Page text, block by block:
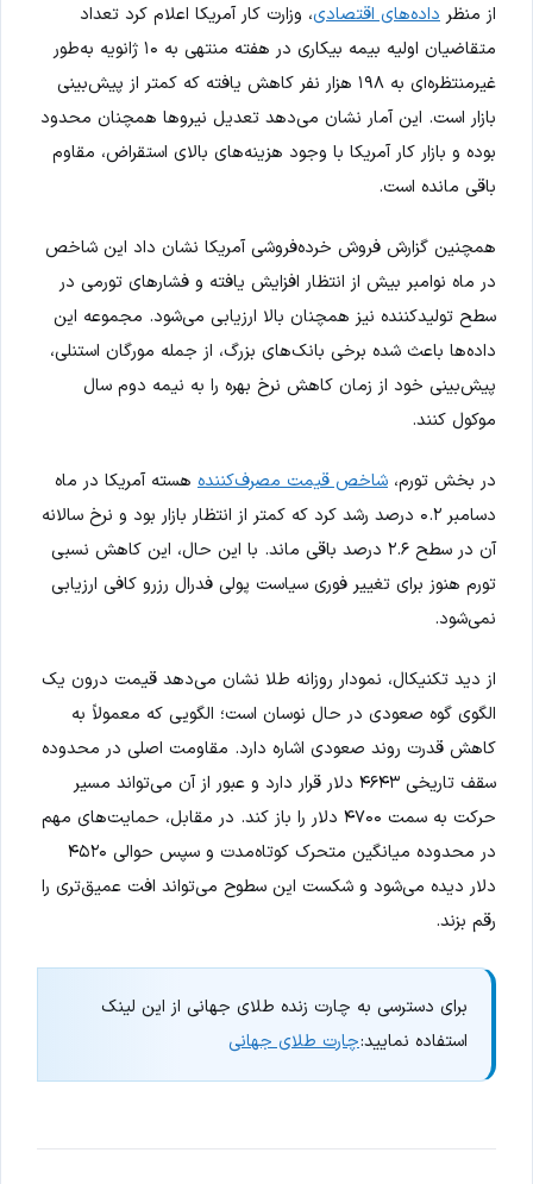
از منظر داده‌های اقتصادی، وزارت کار آمریکا اعلام کرد تعداد
متقاضیان اولیه بیمه بیکاری در هفته منتهی به ۱۰ ژانویه به‌طور
غیرمنتظره‌ای به ۱۹۸ هزار نفر کاهش یافته که کمتر از پیش‌بینی
بازار است. این آمار نشان می‌دهد تعدیل نیروها همچنان محدود
بوده و بازار کار آمریکا با وجود هزینه‌های بالای استقراض، مقاوم
باقی مانده است.
همچنین گزارش فروش خرده‌فروشی آمریکا نشان داد این شاخص
در ماه نوامبر بیش از انتظار افزایش یافته و فشارهای تورمی در
سطح تولیدکننده نیز همچنان بالا ارزیابی می‌شود. مجموعه این
داده‌ها باعث شده برخی بانک‌های بزرگ، از جمله مورگان استنلی،
پیش‌بینی خود از زمان کاهش نرخ بهره را به نیمه دوم سال
موکول کنند.
در بخش تورم، شاخص قیمت مصرف‌کننده هسته آمریکا در ماه
دسامبر ۰.۲ درصد رشد کرد که کمتر از انتظار بازار بود و نرخ سالانه
آن در سطح ۲.۶ درصد باقی ماند. با این حال، این کاهش نسبی
تورم هنوز برای تغییر فوری سیاست پولی فدرال رزرو کافی ارزیابی
نمی‌شود.
از دید تکنیکال، نمودار روزانه طلا نشان می‌دهد قیمت درون یک
الگوی گوه صعودی در حال نوسان است؛ الگویی که معمولاً به
کاهش قدرت روند صعودی اشاره دارد. مقاومت اصلی در محدوده
سقف تاریخی ۴۶۴۳ دلار قرار دارد و عبور از آن می‌تواند مسیر
حرکت به سمت ۴۷۰۰ دلار را باز کند. در مقابل، حمایت‌های مهم
در محدوده میانگین متحرک کوتاه‌مدت و سپس حوالی ۴۵۲۰
دلار دیده می‌شود و شکست این سطوح می‌تواند افت عمیق‌تری را
رقم بزند.
برای دسترسی به چارت زنده طلای جهانی از این لینک
استفاده نمایید:چارت طلای جهانی